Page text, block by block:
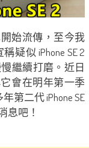
開始流傳，至今我
疑似 iPhone SE 2
繼續打磨。近日
它會在明年第一季
第二代 iPhone SE
息吧！